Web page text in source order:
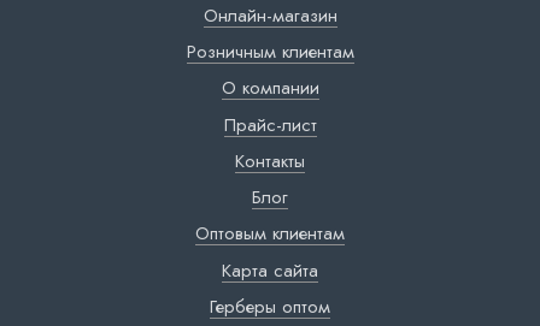
Онлайн-магазин
Розничным клиентам
О компании
Прайс-лист
Контакты
Блог
Оптовым клиентам
Карта сайта
Герберы оптом